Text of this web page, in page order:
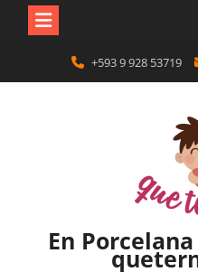
content
+593 9 928 53719
En